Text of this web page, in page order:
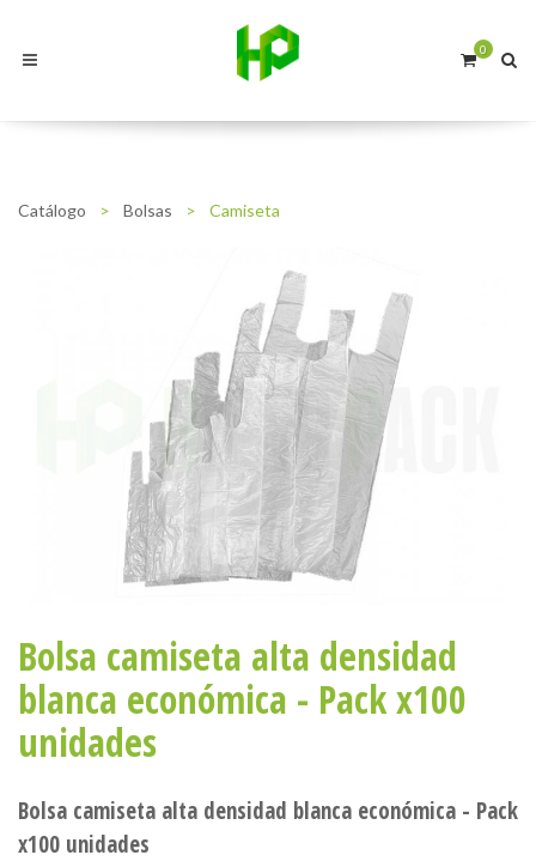
0
Catálogo > Bolsas > Camiseta
Bolsa camiseta alta densidad
blanca económica - Pack x100
unidades
Bolsa camiseta alta densidad blanca económica - Pack
x100 unidades